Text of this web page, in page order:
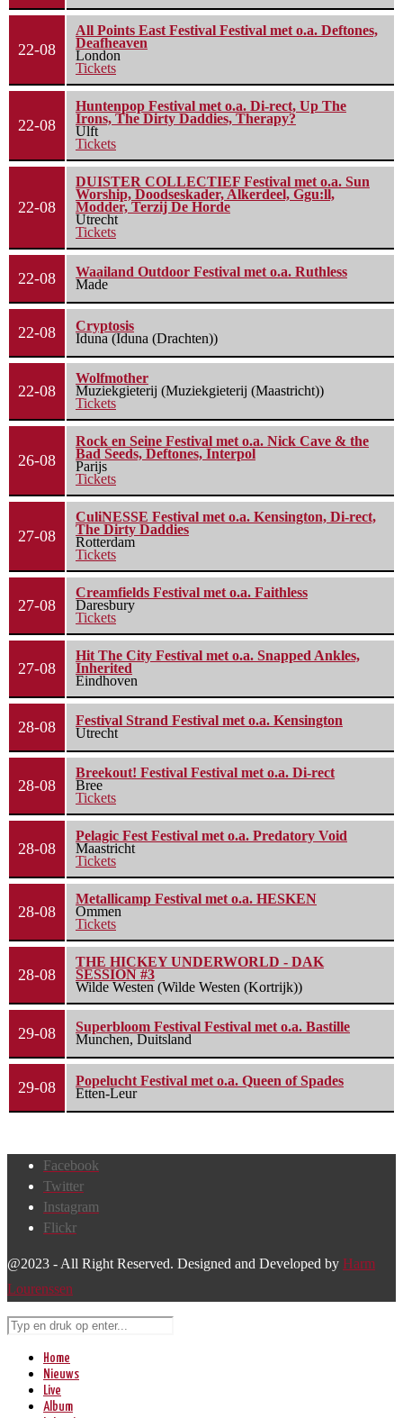
22-08
All Points East Festival Festival met o.a. Deftones,
Deafheaven
London
Tickets
22-08
Huntenpop Festival met o.a. Di-rect, Up The
Irons, The Dirty Daddies, Therapy?
Ulft
Tickets
22-08
DUISTER COLLECTIEF Festival met o.a. Sun
Worship, Doodseskader, Alkerdeel, Ggu:ll,
Modder, Terzij De Horde
Utrecht
Tickets
22-08
Waailand Outdoor Festival met o.a. Ruthless
Made
22-08
Cryptosis
Iduna (Iduna (Drachten))
22-08
Wolfmother
Muziekgieterij (Muziekgieterij (Maastricht))
Tickets
26-08
Rock en Seine Festival met o.a. Nick Cave & the
Bad Seeds, Deftones, Interpol
Parijs
Tickets
27-08
CuliNESSE Festival met o.a. Kensington, Di-rect,
The Dirty Daddies
Rotterdam
Tickets
27-08
Creamfields Festival met o.a. Faithless
Daresbury
Tickets
27-08
Hit The City Festival met o.a. Snapped Ankles,
Inherited
Eindhoven
28-08
Festival Strand Festival met o.a. Kensington
Utrecht
28-08
Breekout! Festival Festival met o.a. Di-rect
Bree
Tickets
28-08
Pelagic Fest Festival met o.a. Predatory Void
Maastricht
Tickets
28-08
Metallicamp Festival met o.a. HESKEN
Ommen
Tickets
28-08
THE HICKEY UNDERWORLD - DAK
SESSION #3
Wilde Westen (Wilde Westen (Kortrijk))
29-08
Superbloom Festival Festival met o.a. Bastille
Munchen, Duitsland
29-08
Popelucht Festival met o.a. Queen of Spades
Etten-Leur
Facebook
Twitter
Instagram
Flickr
@2023 - All Right Reserved. Designed and Developed by Harm
Lourenssen
Home
Nieuws
Live
Album